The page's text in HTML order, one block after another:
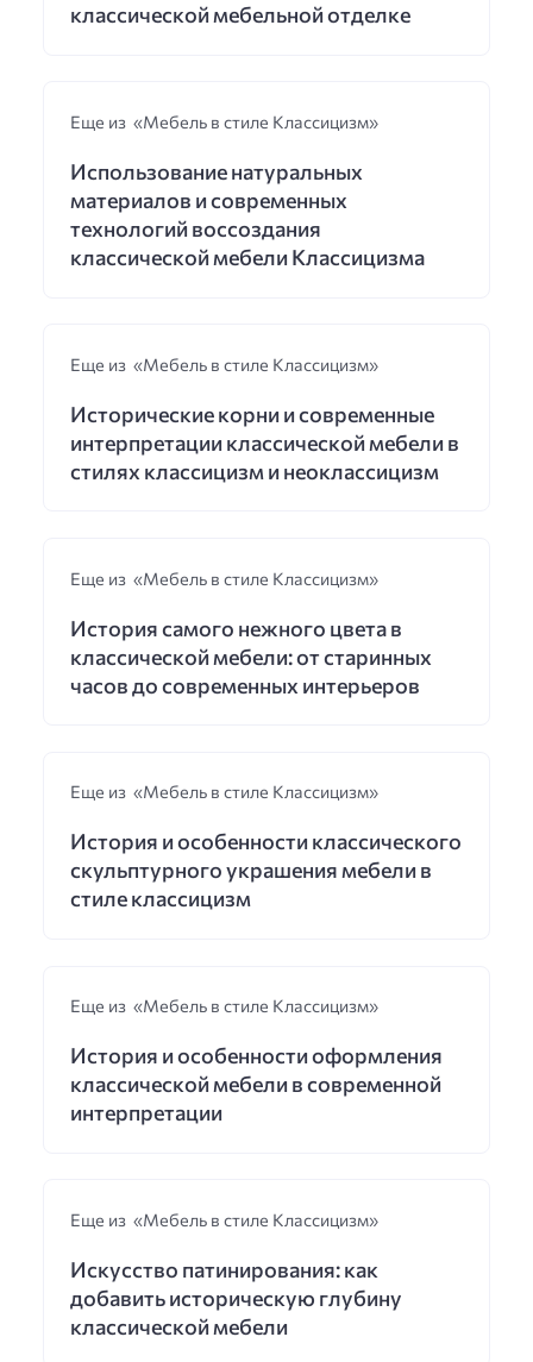
классической мебельной отделке
Еще из «Мебель в стиле Классицизм»
Использование натуральных
материалов и современных
технологий воссоздания
классической мебели Классицизма
Еще из «Мебель в стиле Классицизм»
Исторические корни и современные
интерпретации классической мебели в
стилях классицизм и неоклассицизм
Еще из «Мебель в стиле Классицизм»
История самого нежного цвета в
классической мебели: от старинных
часов до современных интерьеров
Еще из «Мебель в стиле Классицизм»
История и особенности классического
скульптурного украшения мебели в
стиле классицизм
Еще из «Мебель в стиле Классицизм»
История и особенности оформления
классической мебели в современной
интерпретации
Еще из «Мебель в стиле Классицизм»
Искусство патинирования: как
добавить историческую глубину
классической мебели